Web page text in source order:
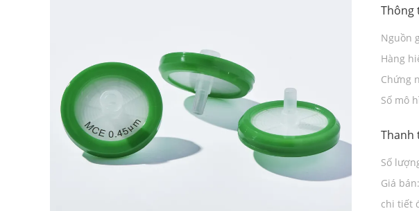
Thông
Nguồn
Hàng
Chứng
Số mô
Thanh
Số
thiểu:
Giá bán:
chi tiết